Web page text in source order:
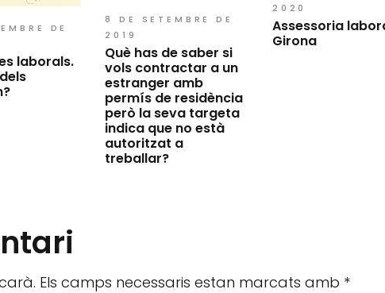
DE
laborals.
8 DE SETEMBRE DE
2019
Què has de saber si
vols contractar a un
estranger amb
permís de residència
però la seva targeta
indica que no està
autoritzat a
treballar?
2020
Assessoria
Girona
Els camps necessaris estan marcats amb *